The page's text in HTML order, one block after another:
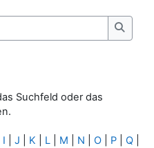
Suchfeld oder das
I J K L M N O P Q